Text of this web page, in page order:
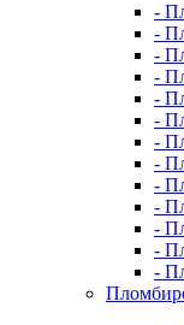
-
-
-
-
-
-
-
-
-
-
-
-
-